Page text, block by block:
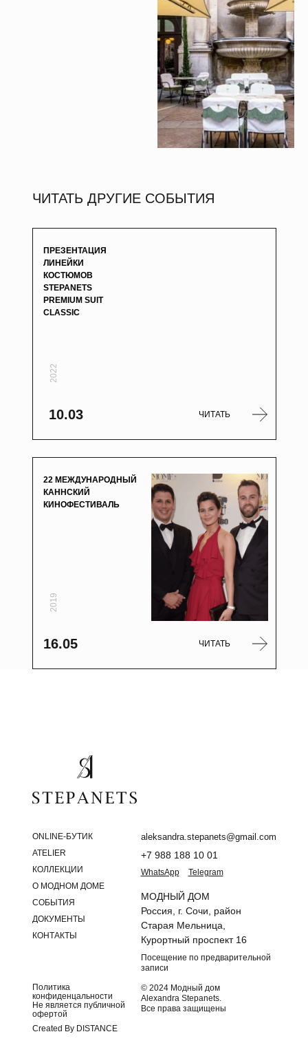
ЧИТАТЬ ДРУГИЕ СОБЫТИЯ
ПРЕЗЕНТАЦИЯ
ЛИНЕЙКИ
КОСТЮМОВ
STEPANETS
PREMIUM SUIT
CLASSIC
2022
10.03 ЧИТАТЬ
22 МЕЖДУНАРОДНЫЙ
КАННСКИЙ
КИНОФЕСТИВАЛЬ
2019
16.05 ЧИТАТЬ
ONLINE-БУТИК
ATELIER
КОЛЛЕКЦИИ
О МОДНОМ ДОМЕ
СОБЫТИЯ
ДОКУМЕНТЫ
КОНТАКТЫ
aleksandra.stepanets@gmail.com
+7 988 188 10 01
WhatsApp Telegram
МОДНЫЙ ДОМ
Россия, г. Сочи, район
Старая Мельница,
Курортный проспект 16
Политика
конфиденцальности
Не является публичной
офертой
Created By DISTANCE
Посещение по предварительной
записи
© 2024 Модный дом
Alexandra Stepanets.
Все права защищены